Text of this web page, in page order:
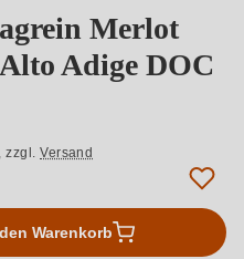
Merlot
Adige DOC
zzgl.Versand
Warenkorb